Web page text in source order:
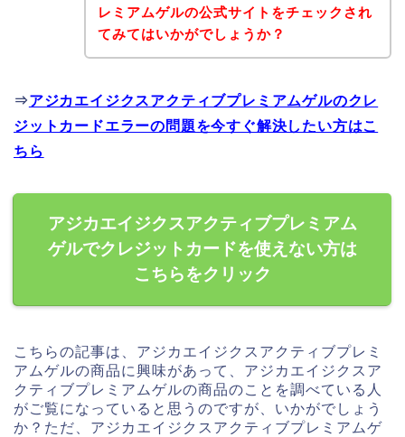
レミアムゲルの公式サイトをチェックされ
てみてはいかがでしょうか？
⇒アジカエイジクスアクティブプレミアムゲルのクレ
ジットカードエラーの問題を今すぐ解決したい方はこ
ちら
アジカエイジクスアクティブプレミアム
ゲルでクレジットカードを使えない方は
こちらをクリック
こちらの記事は、アジカエイジクスアクティブプレミ
アムゲルの商品に興味があって、アジカエイジクスア
クティブプレミアムゲルの商品のことを調べている人
がご覧になっていると思うのですが、いかがでしょう
か？ただ、アジカエイジクスアクティブプレミアムゲ